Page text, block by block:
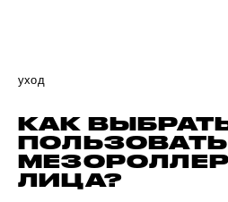
уход
КАК
ЛИЦА?